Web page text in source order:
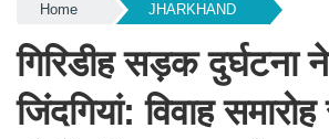
Home JHARKHAND
गिरिडीह सड़क दुर्घटना
जिंदगियां: विवाह